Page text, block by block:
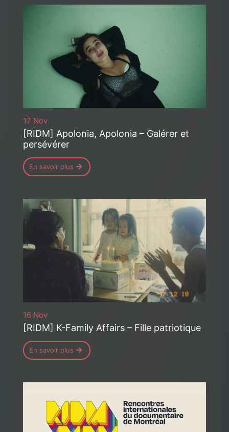
17 Nov
[RIDM] Apolonia, Apolonia – Galérer et
persévérer
En savoir plus
16 Nov
[RIDM] K-Family Affairs – Fille patriotique
En savoir plus